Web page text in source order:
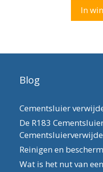
5
In
Blog
Cementsluier
De R183
Reinigen en
Wat is het nut van